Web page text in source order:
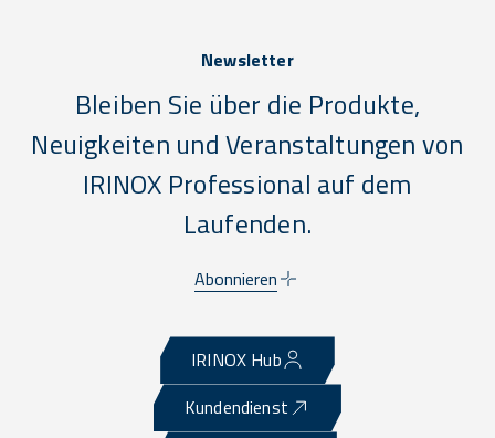
Newsletter
Bleiben Sie über die Produkte,
Neuigkeiten und Veranstaltungen von
IRINOX Professional auf dem
Laufenden.
Abonnieren
IRINOX Hub
Kundendienst